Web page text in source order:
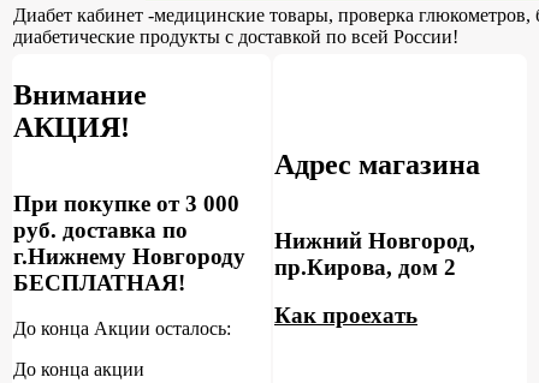
Диабет кабинет -медицинские товары, проверка глюкометров,
диабетические продукты с доставкой по всей России!
Внимание
АКЦИЯ!
При покупке от 3 000
руб. доставка по
г.Нижнему Новгороду
БЕСПЛАТНАЯ!
До конца Акции осталось:
До конца акции
Адрес магазина
Нижний Новгород,
пр.Кирова, дом 2
Как проехать